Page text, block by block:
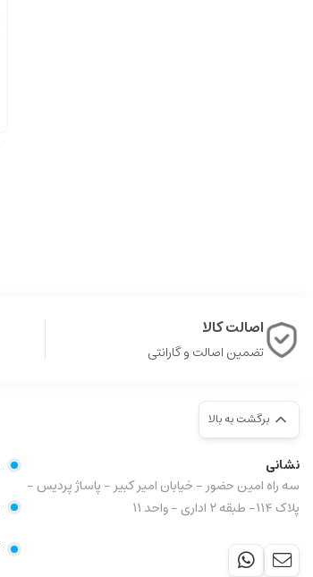
اصالت کالا
تضمین اصالت و گارانتی
برگشت به بالا
نشانی
سه راه امین حضور - خیابان امیر کبیر - پاساژ پردیس -
پلاک ۱۱۴- طبقه ۲ اداری - واحد ۱۱